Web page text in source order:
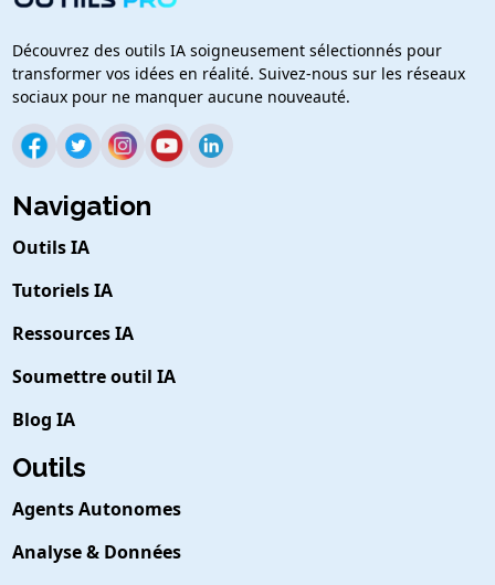
Découvrez des outils IA soigneusement sélectionnés pour
transformer vos idées en réalité. Suivez-nous sur les réseaux
sociaux pour ne manquer aucune nouveauté.
Navigation
Outils IA
Tutoriels IA
Ressources IA
Soumettre outil IA
Blog IA
Outils
Agents Autonomes
Analyse & Données